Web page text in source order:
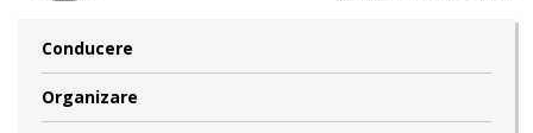
Conducere
Organizare